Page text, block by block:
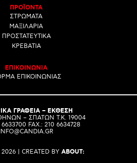
ΠΡΟΪΟΝΤΑ
ΣΤΡΩΜΑΤΑ
ΜΑΞΙΛΑΡΙΑ
ΠΡΟΣΤΑΤΕΥΤΙΚΑ
ΚΡΕΒΑΤΙΑ
ΕΠΙΚΟΙΝΩΝΙΑ
ΕΠΙΚΟΙΝΩΝΙΑΣ
ΓΡΑΦΕΙΑ – ΕΚΘΕΣΗ
– ΣΠΑΤΩΝ Τ.Κ. 19004
FAX.: 210 6634728
INFO@CANDIA.GR
| CREATED BY ABOUT: